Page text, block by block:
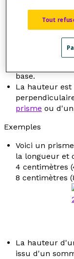
longueur et
Dans le cas
identiques.
La hauteur est
base.
La hauteur
prisme ou d'un
Exemples
Voici un
la longueur et
4 centimètres
8 centimètres
La hauteur
issu d'un
Tout